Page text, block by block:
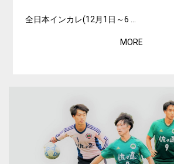
全日本インカレ(12月1日～6 ...
MORE